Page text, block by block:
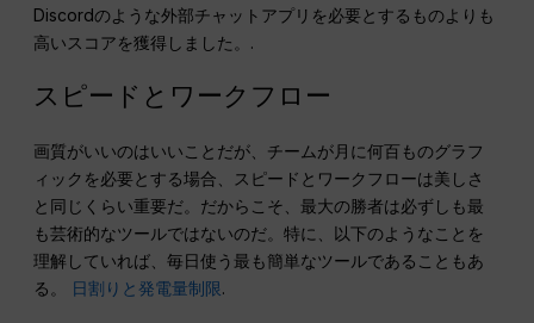
Discordのような外部チャットアプリを必要とするものよりも
高いスコアを獲得しました。.
スピードとワークフロー
画質がいいのはいいことだが、チームが月に何百ものグラフ
ィックを必要とする場合、スピードとワークフローは美しさ
と同じくらい重要だ。だからこそ、最大の勝者は必ずしも最
も芸術的なツールではないのだ。特に、以下のようなことを
理解していれば、毎日使う最も簡単なツールであることもあ
る。 日割りと発電量制限.